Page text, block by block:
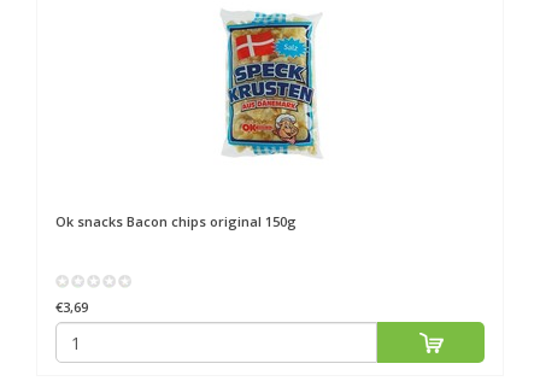
Ok snacks Bacon chips original 150g
€3,69